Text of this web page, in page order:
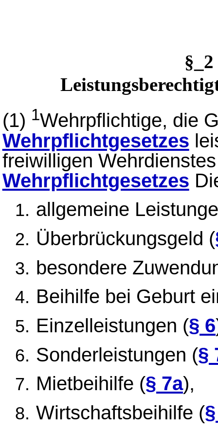
(1) 1Wehrpflichtige, die
Wehrpflichtgesetzes
freiwilligen
Wehrpflichtgesetzes
allgemeine
Überbrückungsgeld (
besondere
Beihilfe bei Geburt
Einzelleistungen (§ 6
Sonderleistungen (§
Mietbeihilfe (§ 7a),
Wirtschaftsbeihilfe (